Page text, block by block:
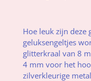
Hoe leuk zijn deze
geluksengeltjes
glitterkraal van 8
4 mm voor het
zilverkleurige